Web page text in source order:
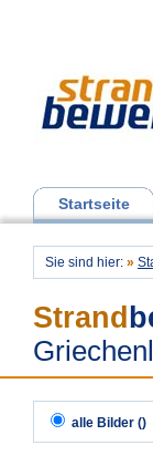
Startseite
Sie sind hier: »
Strand
alle Bilder ()